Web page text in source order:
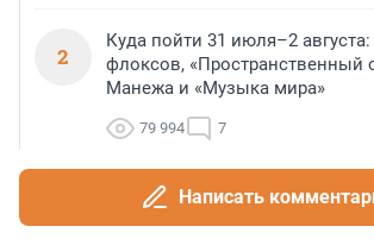
2
Куда пойти 31 июля–2
флоксов, «Пространственный
Манежа и «Музыка мира»
79 994 7
Теракты против мирных
Написать